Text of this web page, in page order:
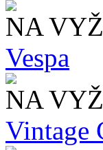
NA
Vespa
NA
Vintage